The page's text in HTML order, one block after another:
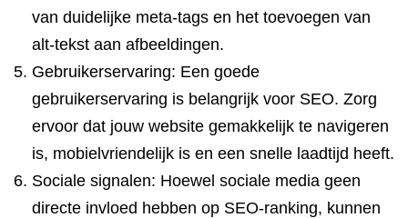
van duidelijke meta-tags en het toevoegen van
alt-tekst aan afbeeldingen.
Gebruikerservaring: Een goede
gebruikerservaring is belangrijk voor SEO. Zorg
ervoor dat jouw website gemakkelijk te navigeren
is, mobielvriendelijk is en een snelle laadtijd heeft.
Sociale signalen: Hoewel sociale media geen
directe invloed hebben op SEO-ranking, kunnen